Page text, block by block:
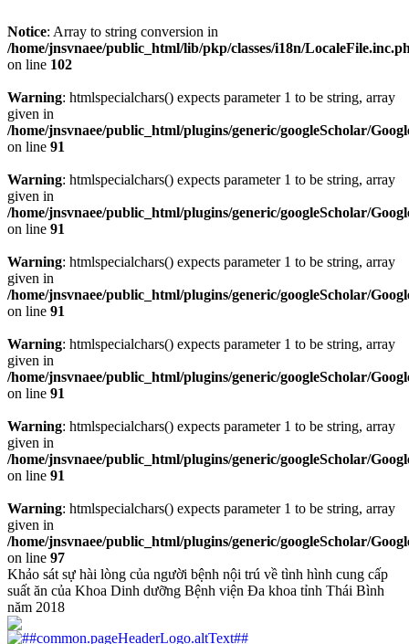
Notice: Array to string conversion in
/home/jnsvnaee/public_html/lib/pkp/classes/i18n/
on line 102
Warning: htmlspecialchars() expects parameter 1 to be string, array
given in
/home/jnsvnaee/public_html/plugins/generic/googleScholar/
on line 91
Warning: htmlspecialchars() expects parameter 1 to be string, array
given in
/home/jnsvnaee/public_html/plugins/generic/googleScholar/
on line 91
Warning: htmlspecialchars() expects parameter 1 to be string, array
given in
/home/jnsvnaee/public_html/plugins/generic/googleScholar/
on line 91
Warning: htmlspecialchars() expects parameter 1 to be string, array
given in
/home/jnsvnaee/public_html/plugins/generic/googleScholar/
on line 91
Warning: htmlspecialchars() expects parameter 1 to be string, array
given in
/home/jnsvnaee/public_html/plugins/generic/googleScholar/
on line 91
Warning: htmlspecialchars() expects parameter 1 to be string, array
given in
/home/jnsvnaee/public_html/plugins/generic/googleScholar/
on line 97
Khảo sát sự hài lòng của người bệnh nội trú về tình hình cung cấp
suất ăn của Khoa Dinh dưỡng Bệnh viện Đa khoa tỉnh Thái Bình
năm 2018